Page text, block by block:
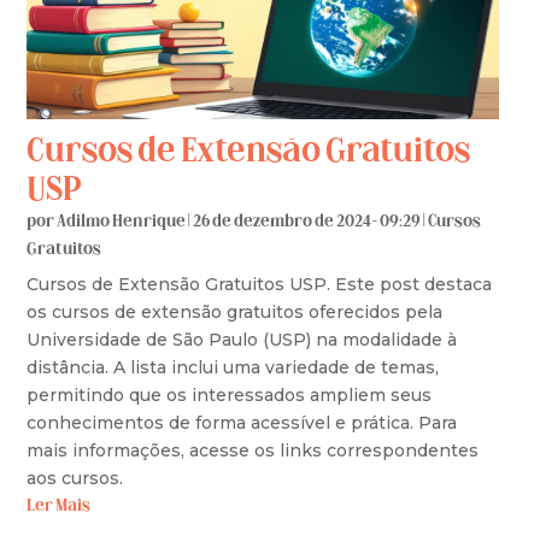
Cursos de Extensão Gratuitos
USP
porAdilmo Henrique |26 de dezembro de 2024 - 09:29 |Cursos
Gratuitos
Cursos de Extensão Gratuitos USP. Este post destaca
os cursos de extensão gratuitos oferecidos pela
Universidade de São Paulo (USP) na modalidade à
distância. A lista inclui uma variedade de temas,
permitindo que os interessados ampliem seus
conhecimentos de forma acessível e prática. Para
mais informações, acesse os links correspondentes
aos cursos.
Ler Mais